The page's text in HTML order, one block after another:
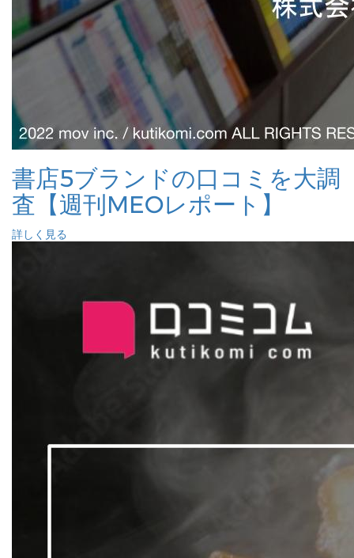
書店5ブランドの口コミを大調
査【週刊MEOレポート】
詳しく見る